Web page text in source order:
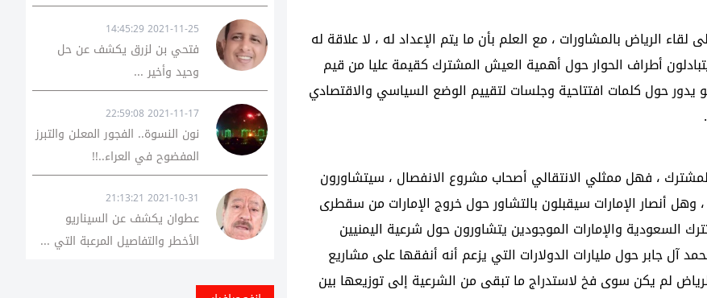
الرياض بالمشاورات ، مع العلم بأن ما يتم الإعداد له ، لا علاقة له
أطراف الحوار حول أهمية العيش المشترك كقيمة عليا من قيم
يدور حول كلمات افتتاحية وجلسات لتقييم الوضع السياسي والاقتصادي
، فهل ممثلي الانتقالي أصحاب مشروع الانفصال ، سيتشاورون
أنصار الإمارات سيقبلون بالتشاور حول خروج الإمارات من سقطرى
السعودية والإمارات الموجودين يتشاورون حول شرعية اليمنيين
جابر حول مليارات الدولارات التي يزعم أنه أنفقها على مشاريع
لم يكن سوى فخ لاستدراج ما تبقى من الشرعية إلى توزيعها بين
2021-11-25 14:45:29
فتحي بن لزرق يكشف عن حل
وحيد وأخير ...
2021-11-17 22:59:08
نون النسوة.. الفجور المعلن والتبرز
المفضوح في العراء..!!
2021-10-31 21:13:21
عطوان يكشف عن السيناريو
الأخطر والتفاصيل المرعبة التي ...